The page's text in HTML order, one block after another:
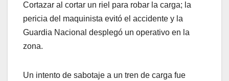
Cortazar al cortar un riel para robar la carga; la
pericia del maquinista evitó el accidente y la
Guardia Nacional desplegó un operativo en la
zona.
Un intento de sabotaje a un tren de carga fue